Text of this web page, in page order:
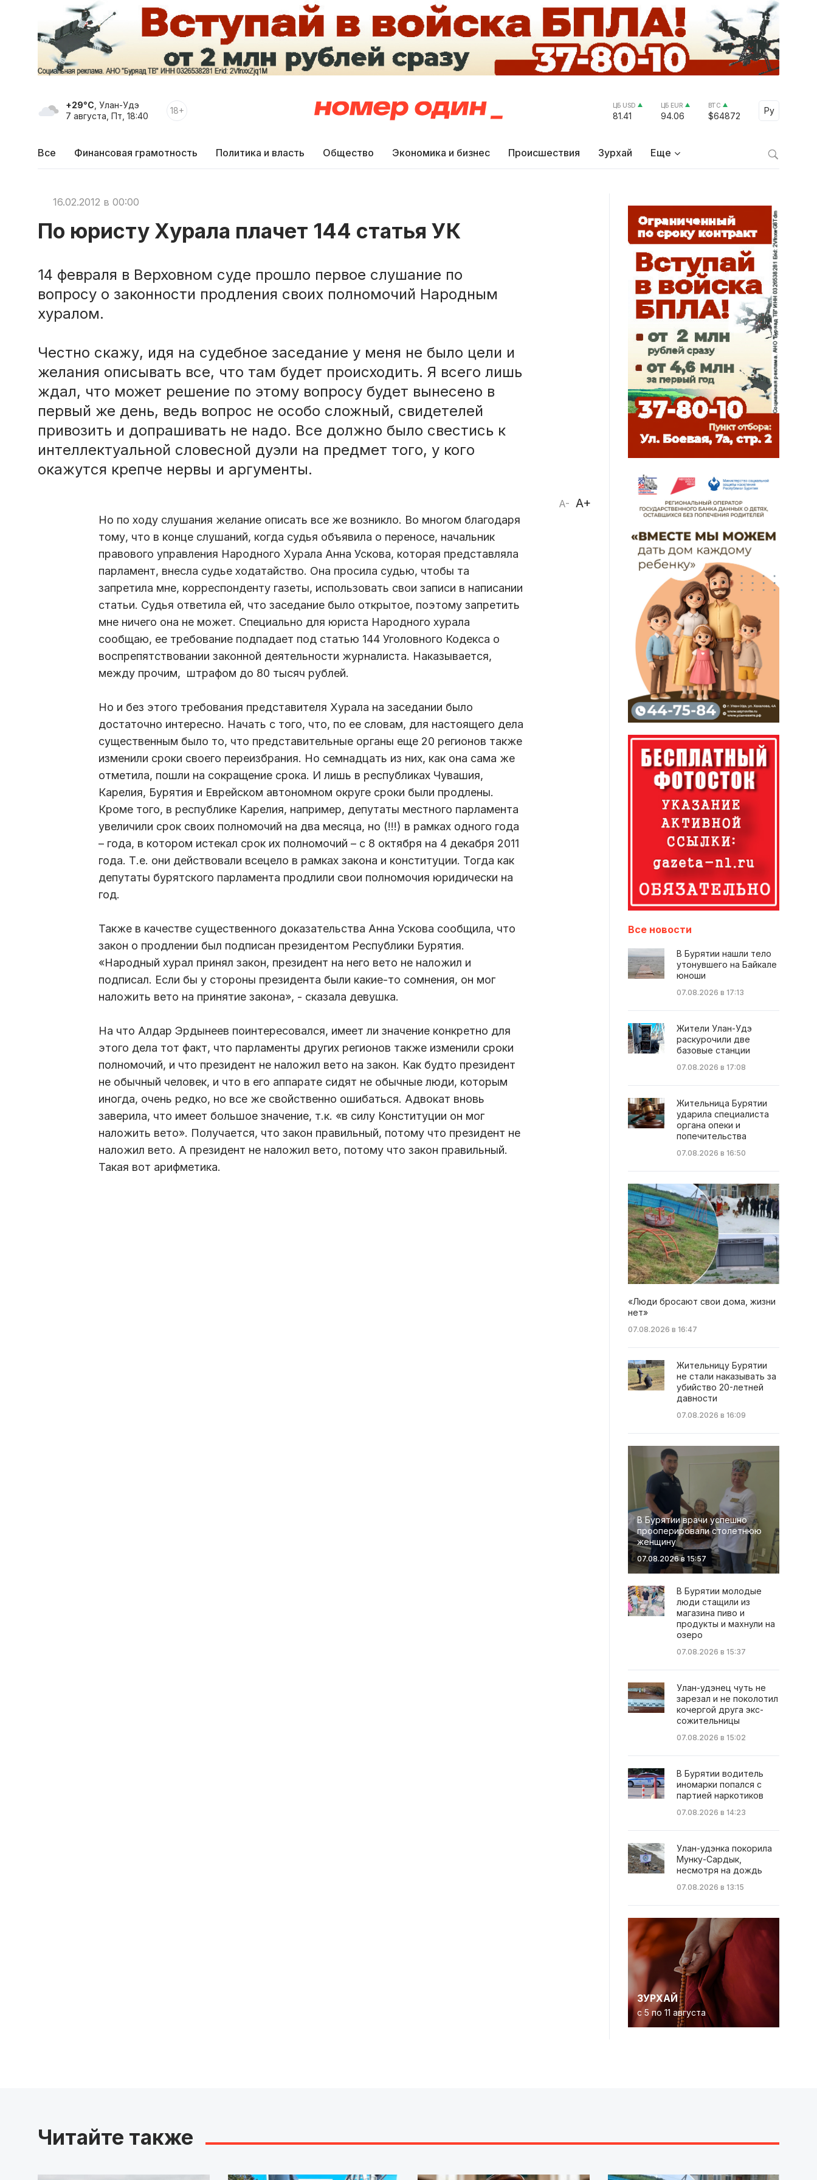
+29°C , Улан-Удэ
7 августа, Пт, 18:40
18+ ЦБ USD
81.41
ЦБ EUR
94.06
BTC
$64872
Ру
Select
Все Финансовая грамотность Политика и власть Общество Экономика и бизнес Происшествия Зурхай Еще
16.02.2012 в 00:00
По юристу Хурала плачет 144 статья УК
14 февраля в Верховном суде прошло первое слушание по
вопросу о законности продления своих полномочий Народным
хуралом.
Честно скажу, идя на судебное заседание у меня не было цели и
желания описывать все, что там будет происходить. Я всего лишь
ждал, что может решение по этому вопросу будет вынесено в
первый же день, ведь вопрос не особо сложный, свидетелей
привозить и допрашивать не надо. Все должно было свестись к
интеллектуальной словесной дуэли на предмет того, у кого
окажутся крепче нервы и аргументы.
A- A+
Но по ходу слушания желание описать все же возникло. Во многом благодаря
тому, что в конце слушаний, когда судья объявила о переносе, начальник
правового управления Народного Хурала Анна Ускова, которая представляла
парламент, внесла судье ходатайство. Она просила судью, чтобы та
запретила мне, корреспонденту газеты, использовать свои записи в написании
статьи. Судья ответила ей, что заседание было открытое, поэтому запретить
мне ничего она не может. Специально для юриста Народного хурала
сообщаю, ее требование подпадает под статью 144 Уголовного Кодекса о
воспрепятствовании законной деятельности журналиста. Наказывается,
между прочим, штрафом до 80 тысяч рублей.
Но и без этого требования представителя Хурала на заседании было
достаточно интересно. Начать с того, что, по ее словам, для настоящего дела
существенным было то, что представительные органы еще 20 регионов также
изменили сроки своего переизбрания. Но семнадцать из них, как она сама же
отметила, пошли на сокращение срока. И лишь в республиках Чувашия,
Карелия, Бурятия и Еврейском автономном округе сроки были продлены.
Кроме того, в республике Карелия, например, депутаты местного парламента
увеличили срок своих полномочий на два месяца, но (!!!) в рамках одного года
– года, в котором истекал срок их полномочий – с 8 октября на 4 декабря 2011
года. Т.е. они действовали всецело в рамках закона и конституции. Тогда как
депутаты бурятского парламента продлили свои полномочия юридически на
год.
Также в качестве существенного доказательства Анна Ускова сообщила, что
закон о продлении был подписан президентом Республики Бурятия.
«Народный хурал принял закон, президент на него вето не наложил и
подписал. Если бы у стороны президента были какие-то сомнения, он мог
наложить вето на принятие закона», - сказала девушка.
На что Алдар Эрдынеев поинтересовался, имеет ли значение конкретно для
этого дела тот факт, что парламенты других регионов также изменили сроки
полномочий, и что президент не наложил вето на закон. Как будто президент
не обычный человек, и что в его аппарате сидят не обычные люди, которым
иногда, очень редко, но все же свойственно ошибаться. Адвокат вновь
заверила, что имеет большое значение, т.к. «в силу Конституции он мог
наложить вето». Получается, что закон правильный, потому что президент не
наложил вето. А президент не наложил вето, потому что закон правильный.
Такая вот арифметика.
Все новости
В Бурятии нашли тело
утонувшего на Байкале
юноши
07.08.2026 в 17:13
Жители Улан-Удэ
раскурочили две
базовые станции
07.08.2026 в 17:08
Жительница Бурятии
ударила специалиста
органа опеки и
попечительства
07.08.2026 в 16:50
«Люди бросают свои дома, жизни
нет»
07.08.2026 в 16:47
Жительницу Бурятии
не стали наказывать за
убийство 20-летней
давности
07.08.2026 в 16:09
В Бурятии врачи успешно
прооперировали столетнюю
женщину
07.08.2026 в 15:57
В Бурятии молодые
люди стащили из
магазина пиво и
продукты и махнули на
озеро
07.08.2026 в 15:37
Улан-удэнец чуть не
зарезал и не поколотил
кочергой друга экс-
сожительницы
07.08.2026 в 15:02
В Бурятии водитель
иномарки попался с
партией наркотиков
07.08.2026 в 14:23
Улан-удэнка покорила
Мунку-Сардык,
несмотря на дождь
07.08.2026 в 13:15
ЗУРХАЙ
с 5 по 11 августа
Читайте также